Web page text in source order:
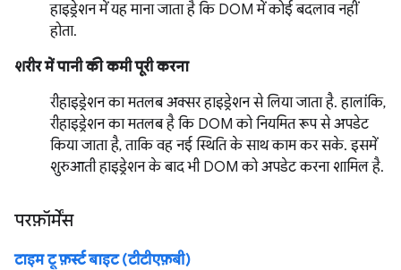
हाइड्रेशन में यह माना जाता है कि DOM में कोई बदलाव नहीं
होता.
शरीर में पानी की कमी पूरी करना
रीहाइड्रेशन का मतलब अक्सर हाइड्रेशन से लिया जाता है. हालांकि,
रीहाइड्रेशन का मतलब है कि DOM को नियमित रूप से अपडेट
किया जाता है, ताकि वह नई स्थिति के साथ काम कर सके. इसमें
शुरुआती हाइड्रेशन के बाद भी DOM को अपडेट करना शामिल है.
परफ़ॉर्मेंस
टाइम टू फ़र्स्ट बाइट (टीटीएफ़बी)